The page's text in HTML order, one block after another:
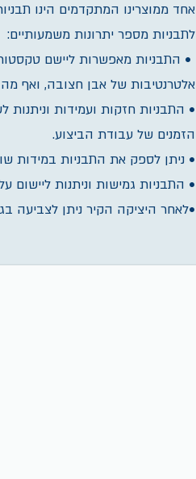
אחד ממוצרינו המתקדמים הינו
לתבניות מספר יתרונות משמעותיים:
• התבניות מאפשרות ליישם
אלטרנטיבות של אבן חצובה, ואף
הזמנים של עבודת הביצוע.
• ניתן לספק את התבניות במידות
• התבניות גמישות וניתנות ליישום
•לאחר היציקה הקיר ניתן לצביעה